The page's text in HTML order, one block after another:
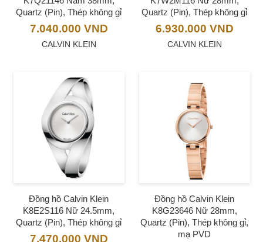
Quartz (Pin), Thép không gỉ
7.040.000 VND
CALVIN KLEIN
Quartz (Pin), Thép không gỉ
6.930.000 VND
CALVIN KLEIN
Đồng hồ Calvin Klein
K8E2S116 Nữ 24.5mm,
Quartz (Pin), Thép không gỉ
7.470.000 VND
Đồng hồ Calvin Klein
K8G23646 Nữ 28mm,
Quartz (Pin), Thép không gỉ,
mạ PVD